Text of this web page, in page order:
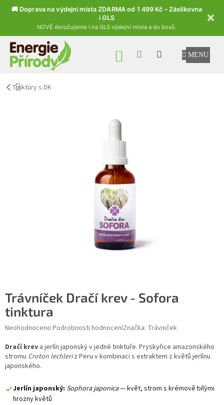
🚚 Doprava na výdejní místa ZDARMA od 1 499 Kč – Zásilkovna
i GLS
NOVĚ doručujeme i na GLS výdejní místa a do boxů.
Přejít na obsah
NÁKUPNÍ KOŠÍK
Tinktúry s DK
Trávníček Dračí krev - Sofora
tinktura
Průměrné hodnocení produktu je 0,0 z 5 hvězdiček.
Neohodnoceno Podrobnosti hodnoceníZnačka: Trávniček
Dračí krev a jerlín japonský v jedné tinktuře. Pryskyřice amazonského
stromu Croton lechleriz Peru v kombinaci s extraktem z květů jerlínu
japonského.
Jerlín japonský: Sophora japonica— květ, strom s krémově bílými
hrozny květů